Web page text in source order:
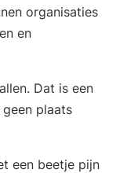
organisaties
en
Dat is een
plaats
een beetje pijn